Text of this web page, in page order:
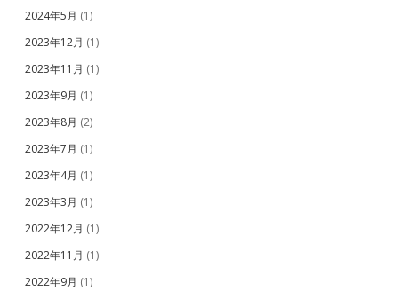
2024年5月 (1)
2023年12月 (1)
2023年11月 (1)
2023年9月 (1)
2023年8月 (2)
2023年7月 (1)
2023年4月 (1)
2023年3月 (1)
2022年12月 (1)
2022年11月 (1)
2022年9月 (1)